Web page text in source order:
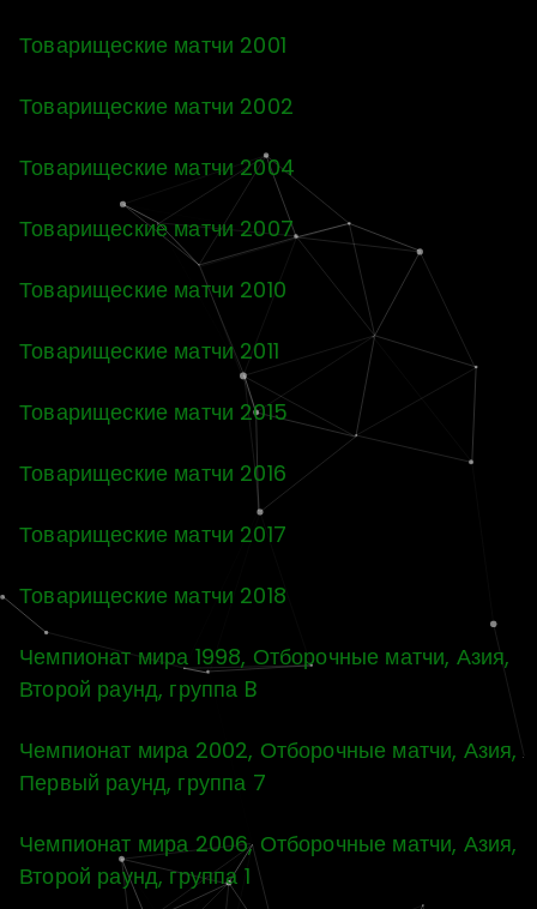
Товарищеские матчи 2001
Товарищеские матчи 2002
Товарищеские матчи 2004
Товарищеские матчи 2007
Товарищеские матчи 2010
Товарищеские матчи 2011
Товарищеские матчи 2015
Товарищеские матчи 2016
Товарищеские матчи 2017
Товарищеские матчи 2018
Чемпионат мира 1998, Отборочные матчи, Азия,
Второй раунд, группа B
Чемпионат мира 2002, Отборочные матчи, Азия,
Первый раунд, группа 7
Чемпионат мира 2006, Отборочные матчи, Азия,
Второй раунд, группа 1